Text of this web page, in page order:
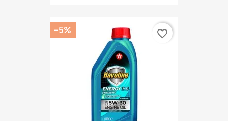
−5% favorite_border